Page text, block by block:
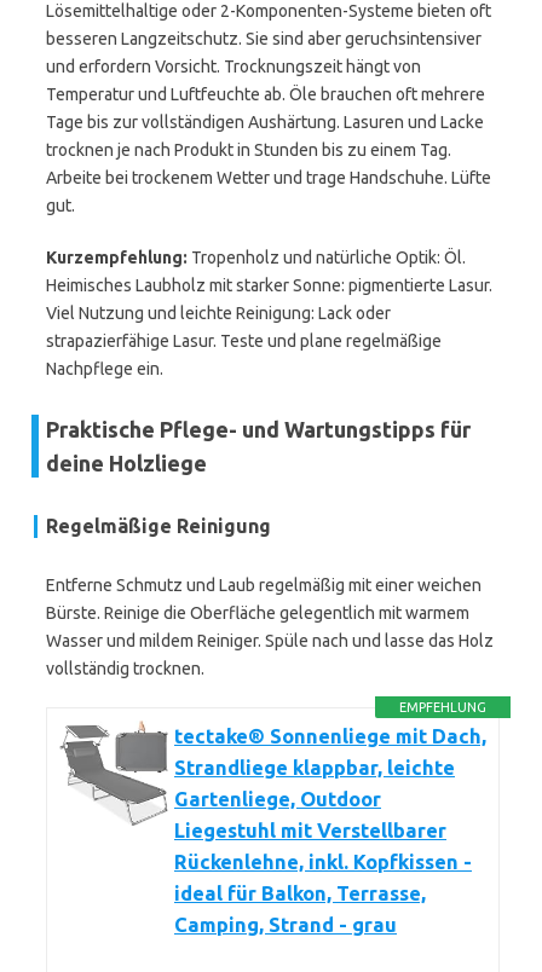
Lösemittelhaltige oder 2-Komponenten-Systeme bieten oft
besseren Langzeitschutz. Sie sind aber geruchsintensiver
und erfordern Vorsicht. Trocknungszeit hängt von
Temperatur und Luftfeuchte ab. Öle brauchen oft mehrere
Tage bis zur vollständigen Aushärtung. Lasuren und Lacke
trocknen je nach Produkt in Stunden bis zu einem Tag.
Arbeite bei trockenem Wetter und trage Handschuhe. Lüfte
gut.
Kurzempfehlung: Tropenholz und natürliche Optik: Öl.
Heimisches Laubholz mit starker Sonne: pigmentierte Lasur.
Viel Nutzung und leichte Reinigung: Lack oder
strapazierfähige Lasur. Teste und plane regelmäßige
Nachpflege ein.
Praktische Pflege- und Wartungstipps für
deine Holzliege
Regelmäßige Reinigung
Entferne Schmutz und Laub regelmäßig mit einer weichen
Bürste. Reinige die Oberfläche gelegentlich mit warmem
Wasser und mildem Reiniger. Spüle nach und lasse das Holz
vollständig trocknen.
EMPFEHLUNG
tectake® Sonnenliege mit Dach,
Strandliege klappbar, leichte
Gartenliege, Outdoor
Liegestuhl mit Verstellbarer
Rückenlehne, inkl. Kopfkissen -
ideal für Balkon, Terrasse,
Camping, Strand - grau